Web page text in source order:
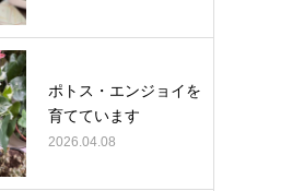
ポトス・エンジョイを
育てています
2026.04.08